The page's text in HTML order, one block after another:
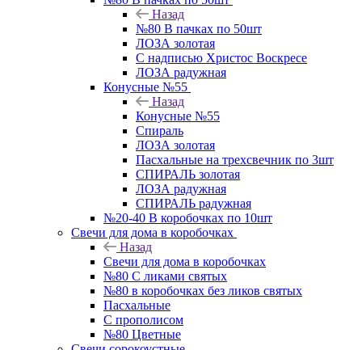
Назад
№80 В пачках по 50шт
ЛОЗА золотая
С надписью Христос Воскресе
ЛОЗА радужная
Конусные №55
Назад
Конусные №55
Спираль
ЛОЗА золотая
Пасхальные на трехсвечник по 3шт
СПИРАЛЬ золотая
ЛОЗА радужная
СПИРАЛЬ радужная
№20-40 В коробочках по 10шт
Свечи для дома в коробочках
Назад
Свечи для дома в коробочках
№80 С ликами святых
№80 в коробочках без ликов святых
Пасхальные
С прополисом
№80 Цветные